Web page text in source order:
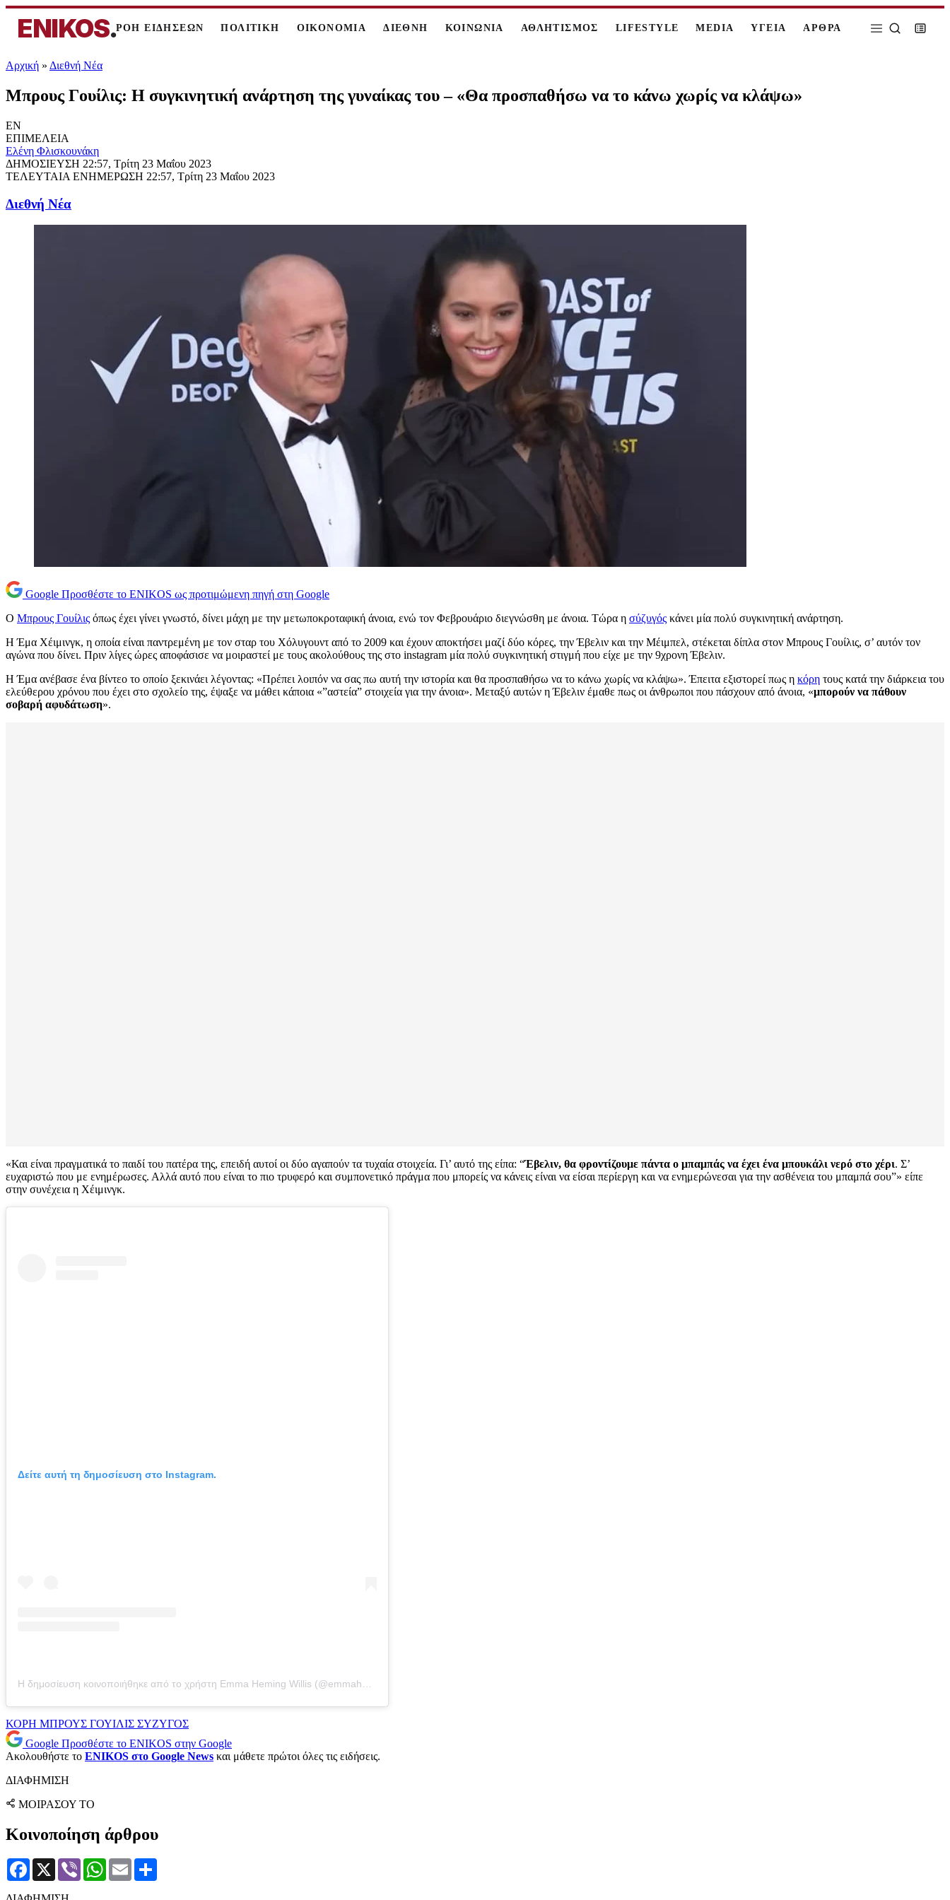
ENIKOS.ΡΟΗ ΕΙΔΗΣΕΩΝ ΠΟΛΙΤΙΚΗ ΟΙΚΟΝΟΜΙΑ ΔΙΕΘΝΗ ΚΟΙΝΩΝΙΑ ΑΘΛΗΤΙΣΜΟΣ LIFESTYLE MEDIA ΥΓΕΙΑ ΑΡΘΡΑ
Αρχική » Διεθνή Νέα
Μπρους Γουίλις: Η συγκινητική ανάρτηση της γυναίκας του – «Θα προσπαθήσω να το κάνω χωρίς να κλάψω»
EN
ΕΠΙΜΕΛΕΙΑ
Ελένη Φλισκουνάκη
ΔΗΜΟΣΙΕΥΣΗ 22:57, Τρίτη 23 Μαΐου 2023
ΤΕΛΕΥΤΑΙΑ ΕΝΗΜΕΡΩΣΗ 22:57, Τρίτη 23 Μαΐου 2023
Διεθνή Νέα
Google Προσθέστε το ENIKOS ως προτιμώμενη πηγή στη Google
Ο Μπρους Γουίλις όπως έχει γίνει γνωστό, δίνει μάχη με την μετωποκροταφική άνοια, ενώ τον Φεβρουάριο διεγνώσθη με άνοια. Τώρα η σύζυγός κάνει μία πολύ συγκινητική ανάρτηση.
Η Έμα Χέιμινγκ, η οποία είναι παντρεμένη με τον σταρ του Χόλυγουντ από το 2009 και έχουν αποκτήσει μαζί δύο κόρες, την Έβελιν και την Μέιμπελ, στέκεται δίπλα στον Μπρους Γουίλις, σ’ αυτόν τον
αγώνα που δίνει. Πριν λίγες ώρες αποφάσισε να μοιραστεί με τους ακολούθους της στο instagram μία πολύ συγκινητική στιγμή που είχε με την 9χρονη Έβελιν.
Η Έμα ανέβασε ένα βίντεο το οποίο ξεκινάει λέγοντας: «Πρέπει λοιπόν να σας πω αυτή την ιστορία και θα προσπαθήσω να το κάνω χωρίς να κλάψω». Έπειτα εξιστορεί πως η κόρη τους κατά την διάρκεια του
ελεύθερου χρόνου που έχει στο σχολείο της, έψαξε να μάθει κάποια «”αστεία” στοιχεία για την άνοια». Μεταξύ αυτών η Έβελιν έμαθε πως οι άνθρωποι που πάσχουν από άνοια, «μπορούν να πάθουν
σοβαρή αφυδάτωση».
«Και είναι πραγματικά το παιδί του πατέρα της, επειδή αυτοί οι δύο αγαπούν τα τυχαία στοιχεία. Γι’ αυτό της είπα: “Έβελιν, θα φροντίζουμε πάντα ο μπαμπάς να έχει ένα μπουκάλι νερό στο χέρι. Σ’
ευχαριστώ που με ενημέρωσες. Αλλά αυτό που είναι το πιο τρυφερό και συμπονετικό πράγμα που μπορείς να κάνεις είναι να είσαι περίεργη και να ενημερώνεσαι για την ασθένεια του μπαμπά σου”» είπε
στην συνέχεια η Χέιμινγκ.
Δείτε αυτή τη δημοσίευση στο Instagram.
ΚΟΡΗ ΜΠΡΟΥΣ ΓΟΥΙΛΙΣ ΣΥΖΥΓΟΣ
Google Προσθέστε το ENIKOS στην Google
Ακολουθήστε το ENIKOS στο Google News και μάθετε πρώτοι όλες τις ειδήσεις.
ΔΙΑΦΗΜΙΣΗ
ΜΟΙΡΑΣΟΥ ΤΟ
Κοινοποίηση άρθρου
Facebook
X Viber WhatsApp
Email